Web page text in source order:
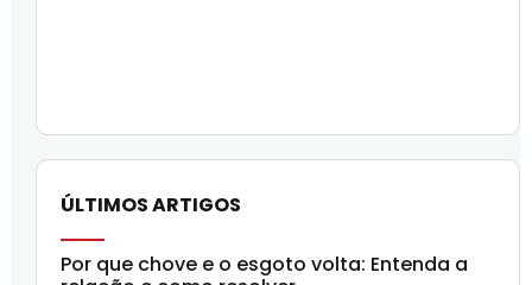
ÚLTIMOS ARTIGOS
Por que chove e o esgoto volta: Entenda a